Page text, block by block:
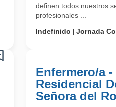
definen todos nuestros
profesionales ...
Indefinido
Jornada
Enfermero/a -
Residencial
Señora del